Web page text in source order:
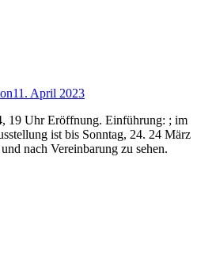
11. April 2023
19 Uhr Eröffnung. Einführung: ; im
ist bis Sonntag, 24. 24 März
nach Vereinbarung zu sehen.